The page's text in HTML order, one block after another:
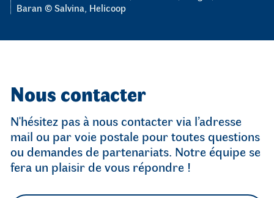
Baran © Salvina, Helicoop
Nous contacter
N'hésitez pas à nous contacter via l’adresse
mail ou par voie postale pour toutes questions
ou demandes de partenariats. Notre équipe se
fera un plaisir de vous répondre !